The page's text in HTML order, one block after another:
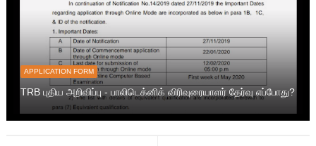
APPLICATION FORM
TRB புதிய அறிவிப்பு - பாலிடெக்னிக் விரிவுரையாளர் தேர்வு எப்போது?